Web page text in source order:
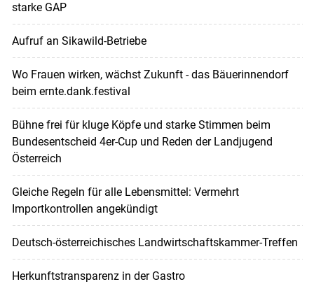
starke GAP
Aufruf an Sikawild-Betriebe
Wo Frauen wirken, wächst Zukunft - das Bäuerinnendorf
beim ernte.dank.festival
Bühne frei für kluge Köpfe und starke Stimmen beim
Bundesentscheid 4er-Cup und Reden der Landjugend
Österreich
Gleiche Regeln für alle Lebensmittel: Vermehrt
Importkontrollen angekündigt
Deutsch-österreichisches Landwirtschaftskammer-Treffen
Herkunftstransparenz in der Gastro